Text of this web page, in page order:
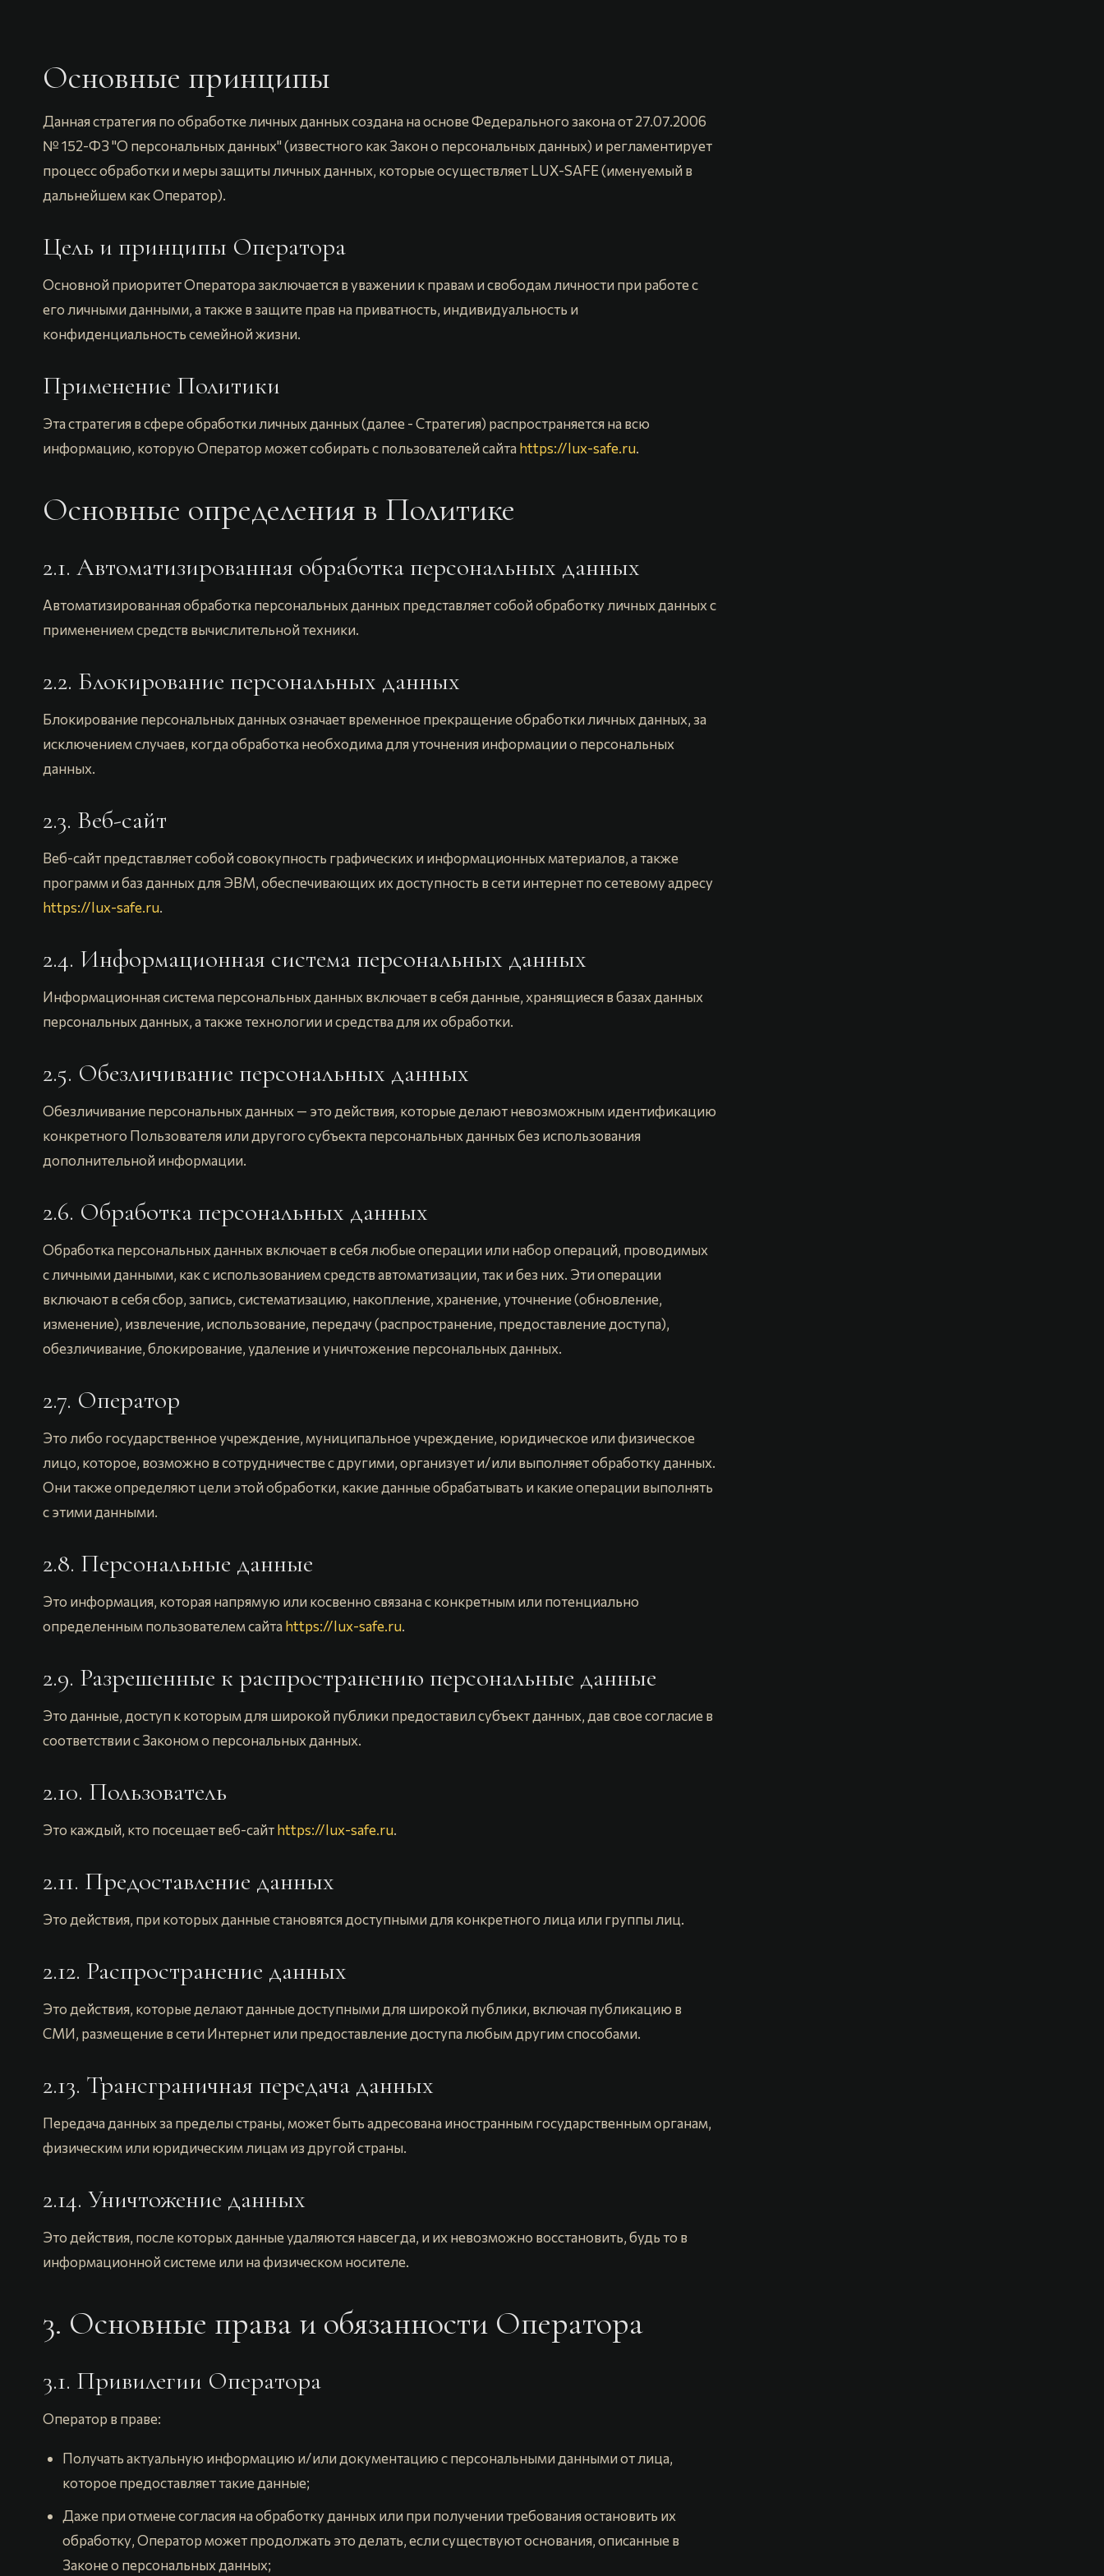
Основные принципы
Данная стратегия по обработке личных данных создана на основе Федерального закона от 27.07.2006
№ 152-ФЗ "О персональных данных" (известного как Закон о персональных данных) и регламентирует
процесс обработки и меры защиты личных данных, которые осуществляет LUX-SAFE (именуемый в
дальнейшем как Оператор).
Цель и принципы Оператора
Основной приоритет Оператора заключается в уважении к правам и свободам личности при работе с
его личными данными, а также в защите прав на приватность, индивидуальность и
конфиденциальность семейной жизни.
Применение Политики
Эта стратегия в сфере обработки личных данных (далее - Стратегия) распространяется на всю
информацию, которую Оператор может собирать с пользователей сайта https://lux-safe.ru.
Основные определения в Политике
2.1. Автоматизированная обработка персональных данных
Автоматизированная обработка персональных данных представляет собой обработку личных данных с
применением средств вычислительной техники.
2.2. Блокирование персональных данных
Блокирование персональных данных означает временное прекращение обработки личных данных, за
исключением случаев, когда обработка необходима для уточнения информации о персональных
данных.
2.3. Веб-сайт
Веб-сайт представляет собой совокупность графических и информационных материалов, а также
программ и баз данных для ЭВМ, обеспечивающих их доступность в сети интернет по сетевому адресу
https://lux-safe.ru.
2.4. Информационная система персональных данных
Информационная система персональных данных включает в себя данные, хранящиеся в базах данных
персональных данных, а также технологии и средства для их обработки.
2.5. Обезличивание персональных данных
Обезличивание персональных данных — это действия, которые делают невозможным идентификацию
конкретного Пользователя или другого субъекта персональных данных без использования
дополнительной информации.
2.6. Обработка персональных данных
Обработка персональных данных включает в себя любые операции или набор операций, проводимых
с личными данными, как с использованием средств автоматизации, так и без них. Эти операции
включают в себя сбор, запись, систематизацию, накопление, хранение, уточнение (обновление,
изменение), извлечение, использование, передачу (распространение, предоставление доступа),
обезличивание, блокирование, удаление и уничтожение персональных данных.
2.7. Оператор
Это либо государственное учреждение, муниципальное учреждение, юридическое или физическое
лицо, которое, возможно в сотрудничестве с другими, организует и/или выполняет обработку данных.
Они также определяют цели этой обработки, какие данные обрабатывать и какие операции выполнять
с этими данными.
2.8. Персональные данные
Это информация, которая напрямую или косвенно связана с конкретным или потенциально
определенным пользователем сайта https://lux-safe.ru.
2.9. Разрешенные к распространению персональные данные
Это данные, доступ к которым для широкой публики предоставил субъект данных, дав свое согласие в
соответствии с Законом о персональных данных.
2.10. Пользователь
Это каждый, кто посещает веб-сайтhttps://lux-safe.ru.
2.11. Предоставление данных
Это действия, при которых данные становятся доступными для конкретного лица или группы лиц.
2.12. Распространение данных
Это действия, которые делают данные доступными для широкой публики, включая публикацию в
СМИ, размещение в сети Интернет или предоставление доступа любым другим способами.
2.13. Трансграничная передача данных
Передача данных за пределы страны, может быть адресована иностранным государственным органам,
физическим или юридическим лицам из другой страны.
2.14. Уничтожение данных
Это действия, после которых данные удаляются навсегда, и их невозможно восстановить, будь то в
информационной системе или на физическом носителе.
3. Основные права и обязанности Оператора
3.1. Привилегии Оператора
Оператор в праве:
Получать актуальную информацию и/или документацию с персональными данными от лица,
которое предоставляет такие данные;
Даже при отмене согласия на обработку данных или при получении требования остановить их
обработку, Оператор может продолжать это делать, если существуют основания, описанные в
Законе о персональных данных;